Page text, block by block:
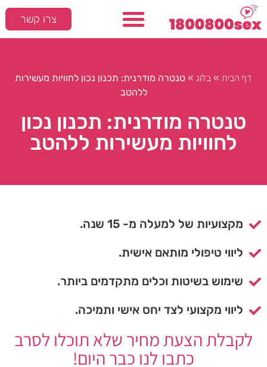
צרו קשר
דף הבית » בלוג » טנטרה מודרנית: תכנון נכון לחוויות מעשירות
ללהטב
טנטרה מודרנית: תכנון נכון
לחוויות מעשירות ללהטב
מקצועיות של למעלה מ- 15 שנה.
ליווי טיפולי מותאם אישית.
שימוש בשיטות וכלים מתקדמים ביותר.
ליווי מקצועי לצד יחס אישי ותמיכה.
לקבלת הצעת מחיר שלא תוכלו לסרב
כתבו לנו כבר היום!